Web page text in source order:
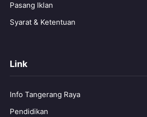
Pasang Iklan
Syarat & Ketentuan
Link
Info Tangerang Raya
Pendidikan